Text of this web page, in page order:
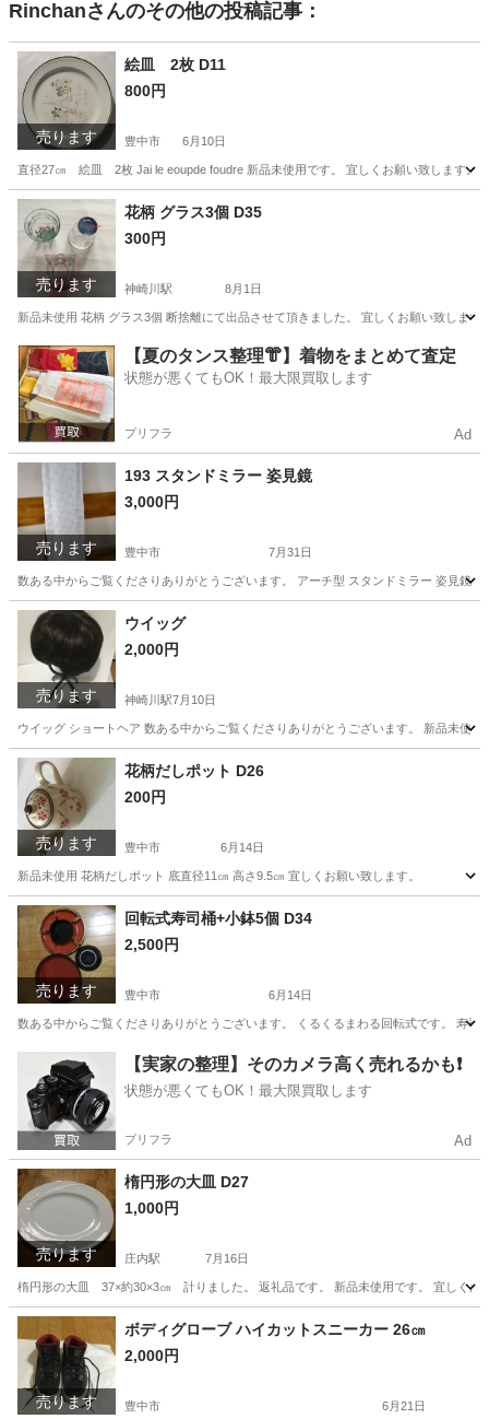
Rinchanさんのその他の投稿記事：
売ります
絵皿 2枚 D11
800円
豊中市 6月10日
直径27㎝ 絵皿 2枚 Jai le eoupde foudre 新品未使用です。 宜しくお願い致します。
大阪 豊中市 食器
売ります
花柄 グラス3個 D35
300円
神崎川駅 8月1日
新品未使用 花柄 グラス3個 断捨離にて出品させて頂きました。 宜しくお願い致します
大阪 豊中市 神崎川駅 食器 大阪 豊中市 庄内駅
食器
【夏のタンス整理👘】着物をまとめて査定
状態が悪くてもOK！最大限買取します
プリフラ Ad
売ります
193 スタンドミラー 姿見鏡
3,000円
豊中市 7月31日
数ある中からご覧くださりありがとうございます。 アーチ型 スタンドミラー 姿見鏡
大阪 豊中市 ミラー/鏡
売ります
ウイッグ
2,000円
神崎川駅7月10日
ウイッグ ショートヘア 数ある中からご覧くださりありがとうございます。 新品未使
大阪 豊中市 神崎川駅 ヘアケア
売ります
花柄だしポット D26
200円
豊中市 6月14日
新品未使用 花柄だしポット 底直径11㎝ 高さ9.5㎝ 宜しくお願い致します。
大阪 豊中市 家庭用品 大阪 豊中市
売ります
回転式寿司桶+小鉢5個 D34
2,500円
豊中市 6月14日
数ある中からご覧くださりありがとうございます。 くるくるまわる回転式です。 寿司
調理器具 小鉢
【実家の整理】そのカメラ高く売れるかも❗️
状態が悪くてもOK！最大限買取します
プリフラ Ad
売ります
楕円形の大皿 D27
1,000円
庄内駅 7月16日
楕円形の大皿 37×約30×3㎝ 計りました。 返礼品です。 新品未使用です。 宜しくお
大阪 豊中市 庄内駅 大阪 豊中市 神崎川駅
食器 大皿
売ります
ボディグローブ ハイカットスニーカー 26㎝
2,000円
豊中市 6月21日